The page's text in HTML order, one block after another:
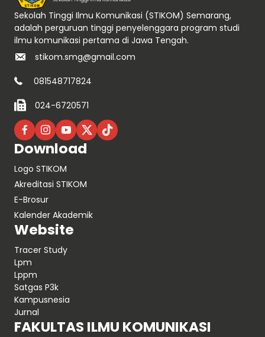
Sekolah Tinggi Ilmu Komunikasi (STIKOM) Semarang,
adalah perguruan tinggi penyelenggara program studi
ilmu komunikasi pertama di Jawa Tengah.
stikom.smg@gmail.com
081548717824
024-6720571
Download
Logo STIKOM
Akreditasi STIKOM
E-Brosur
Kalender Akademik
Website
Tracer Study
Lpm
Lppm
Satgas P3k
Kampusnesia
Jurnal
FAKULTAS ILMU KOMUNIKASI